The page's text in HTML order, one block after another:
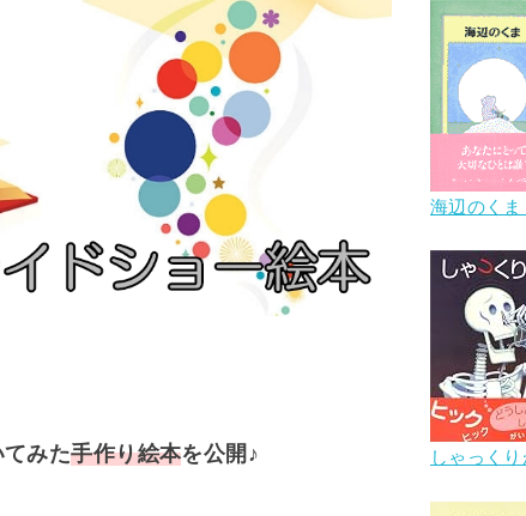
みた手作り絵本を公開♪
海辺のく
しゃっく